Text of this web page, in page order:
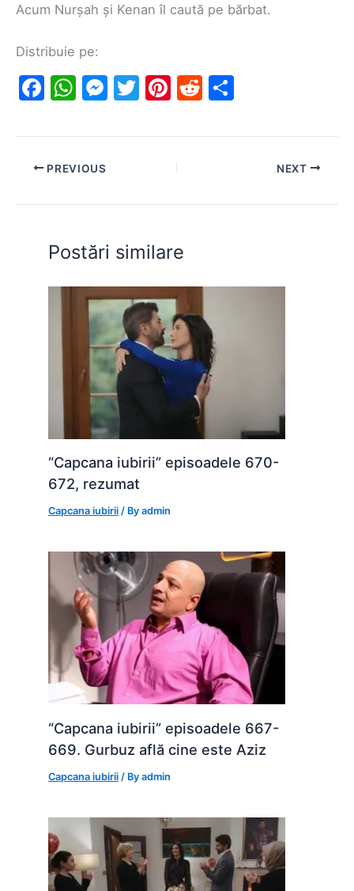
Acum Nurșah și Kenan îl caută pe bărbat.
Distribuie pe:
F
c
e
o
o
k
W
at
s
p
p
M
s
n
g
er
T
itt
Pi
er
e
R
d ar
PREVIOUS NEXT
Postări similare
“Capcana iubirii” episoadele 670-
672, rezumat
Capcana iubirii / Byadmin
“Capcana iubirii” episoadele 667-
669. Gurbuz află cine este Aziz
Capcana iubirii / Byadmin